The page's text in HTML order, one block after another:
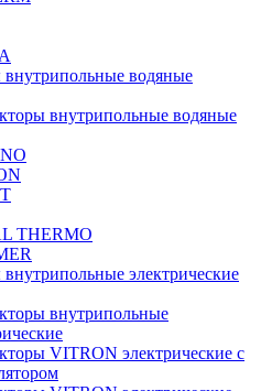
водяные
внутрипольные водяные
THERMO
электрические
внутрипольные
VITRON электрические с